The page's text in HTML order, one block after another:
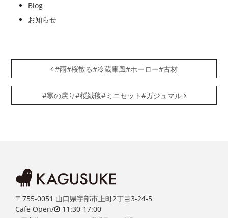
Blog
お知らせ
投稿ナビゲーション
#雨#桜散る#冷蔵庫風#ホーロー#古材
#寒の戻り#桜絨毯#ミニセット#ガジュマル
〒755-0051 山口県宇部市上町2丁目3-24-5
Cafe Open/
11:30-17:00